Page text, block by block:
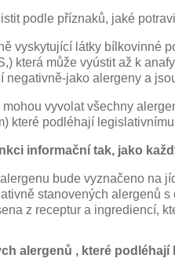
podle příznaků, jaké
vyskytující látky bílkovinné
která může vyústit až k
negativně-jako alergeny a
mohou vyvolat všechny
které podléhají
informační tak, jako
bude vyznačeno na
stanovených alergenů
z receptur a ingrediencí,
alergenů , které